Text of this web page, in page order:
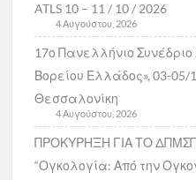
ATLS 10 – 11 / 10 / 2026
4 Αυγούστου, 2026
17ο Πανελλήνιο
Βορείου Ελλάδος», 03-05/
Θεσσαλονίκη
4 Αυγούστου, 2026
ΠΡΟΚΥΡΗΞΗ ΓΙΑ ΤΟ
“Ογκολογία: Από την